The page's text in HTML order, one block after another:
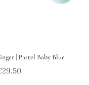
| Pastel Baby Blue
29.50